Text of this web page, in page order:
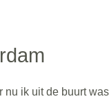
ik uit de buurt